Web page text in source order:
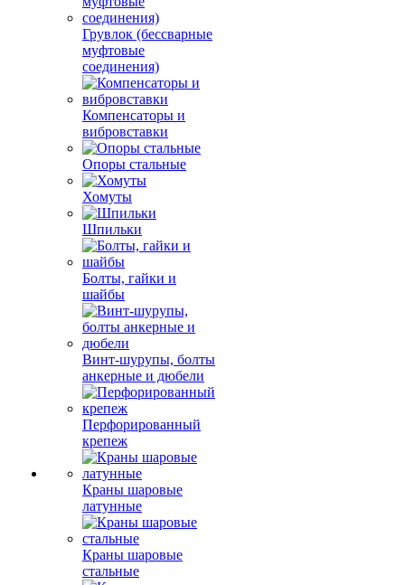
Грувлок (бессварные
муфтовые
соединения)
Компенсаторы и
вибровставки
Опоры стальные
Хомуты
Шпильки
Болты, гайки и
шайбы
Винт-шурупы, болты
анкерные и дюбели
Перфорированный
крепеж
Краны шаровые
латунные
Краны шаровые
стальные